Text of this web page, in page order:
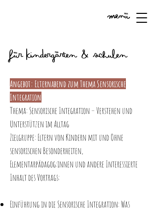
Menü
Für Kindergärten & Schulen
Angebot: Elternabend zum Thema Sensorische
Integration
Thema: Sensorische Integration – Verstehen und
Unterstützen im Alltag
Zielgruppe: Eltern von Kindern mit und Ohne
sensorischen Besonderheiten,
Elementarpädagog:innen und andere Interessierte
Inhalt des Vortrags:
Einführung in die Sensorische Integration: Was